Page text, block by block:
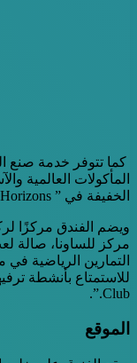
كما تتوفر خدمة صنع
المأكولات العالمية
الخفيفة في ” Horizons”.
ويضم الفندق مركزًا
مركز للساونا، صالة
التمارين الرياضية في
Club.”.
الموقع